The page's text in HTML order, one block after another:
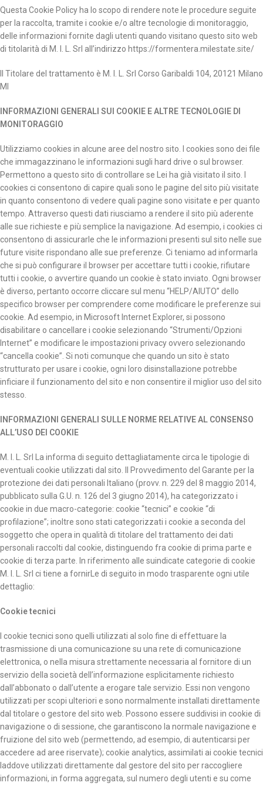
Questa Cookie Policy ha lo scopo di rendere note le procedure seguite
per la raccolta, tramite i cookie e/o altre tecnologie di monitoraggio,
delle informazioni fornite dagli utenti quando visitano questo sito web
di titolarità di M. I. L. Srl all’indirizzo https://formentera.milestate.site/
Il Titolare del trattamento è M. I. L. Srl Corso Garibaldi 104, 20121 Milano
MI
INFORMAZIONI GENERALI SUI COOKIE E ALTRE TECNOLOGIE DI
MONITORAGGIO
Utilizziamo cookies in alcune aree del nostro sito. I cookies sono dei file
che immagazzinano le informazioni sugli hard drive o sul browser.
Permettono a questo sito di controllare se Lei ha già visitato il sito. I
cookies ci consentono di capire quali sono le pagine del sito più visitate
in quanto consentono di vedere quali pagine sono visitate e per quanto
tempo. Attraverso questi dati riusciamo a rendere il sito più aderente
alle sue richieste e più semplice la navigazione. Ad esempio, i cookies ci
consentono di assicurarle che le informazioni presenti sul sito nelle sue
future visite rispondano alle sue preferenze. Ci teniamo ad informarla
che si può configurare il browser per accettare tutti i cookie, rifiutare
tutti i cookie, o avvertire quando un cookie è stato inviato. Ogni browser
è diverso, pertanto occorre cliccare sul menu “HELP/AIUTO” dello
specifico browser per comprendere come modificare le preferenze sui
cookie. Ad esempio, in Microsoft Internet Explorer, si possono
disabilitare o cancellare i cookie selezionando “Strumenti/Opzioni
Internet” e modificare le impostazioni privacy ovvero selezionando
“cancella cookie”. Si noti comunque che quando un sito è stato
strutturato per usare i cookie, ogni loro disinstallazione potrebbe
inficiare il funzionamento del sito e non consentire il miglior uso del sito
stesso.
INFORMAZIONI GENERALI SULLE NORME RELATIVE AL CONSENSO
ALL’USO DEI COOKIE
M. I. L. Srl La informa di seguito dettagliatamente circa le tipologie di
eventuali cookie utilizzati dal sito. Il Provvedimento del Garante per la
protezione dei dati personali Italiano (provv. n. 229 del 8 maggio 2014,
pubblicato sulla G.U. n. 126 del 3 giugno 2014), ha categorizzato i
cookie in due macro-categorie: cookie “tecnici” e cookie “di
profilazione”; inoltre sono stati categorizzati i cookie a seconda del
soggetto che opera in qualità di titolare del trattamento dei dati
personali raccolti dal cookie, distinguendo fra cookie di prima parte e
cookie di terza parte. In riferimento alle suindicate categorie di cookie
M. I. L. Srl ci tiene a fornirLe di seguito in modo trasparente ogni utile
dettaglio:
Cookie tecnici
I cookie tecnici sono quelli utilizzati al solo fine di effettuare la
trasmissione di una comunicazione su una rete di comunicazione
elettronica, o nella misura strettamente necessaria al fornitore di un
servizio della società dell’informazione esplicitamente richiesto
dall’abbonato o dall’utente a erogare tale servizio. Essi non vengono
utilizzati per scopi ulteriori e sono normalmente installati direttamente
dal titolare o gestore del sito web. Possono essere suddivisi in cookie di
navigazione o di sessione, che garantiscono la normale navigazione e
fruizione del sito web (permettendo, ad esempio, di autenticarsi per
accedere ad aree riservate); cookie analytics, assimilati ai cookie tecnici
laddove utilizzati direttamente dal gestore del sito per raccogliere
informazioni, in forma aggregata, sul numero degli utenti e su come